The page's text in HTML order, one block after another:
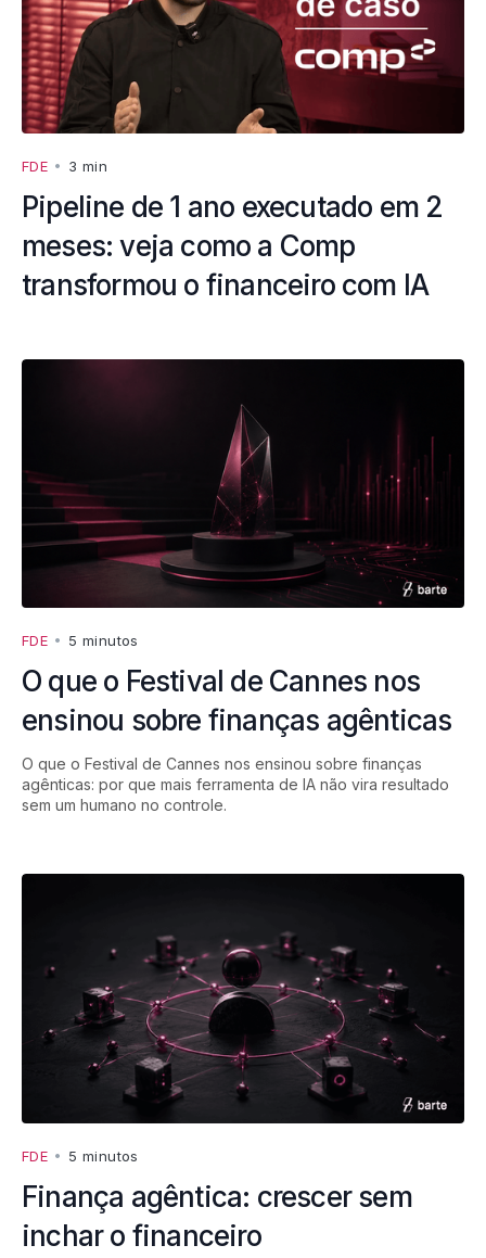
FDE • 3 min
Pipeline de 1 ano executado em 2
meses: veja como a Comp
transformou o financeiro com IA
FDE • 5 minutos
O que o Festival de Cannes nos
ensinou sobre finanças agênticas
O que o Festival de Cannes nos ensinou sobre finanças
agênticas: por que mais ferramenta de IA não vira resultado
sem um humano no controle.
FDE • 5 minutos
Finança agêntica: crescer sem
inchar o financeiro